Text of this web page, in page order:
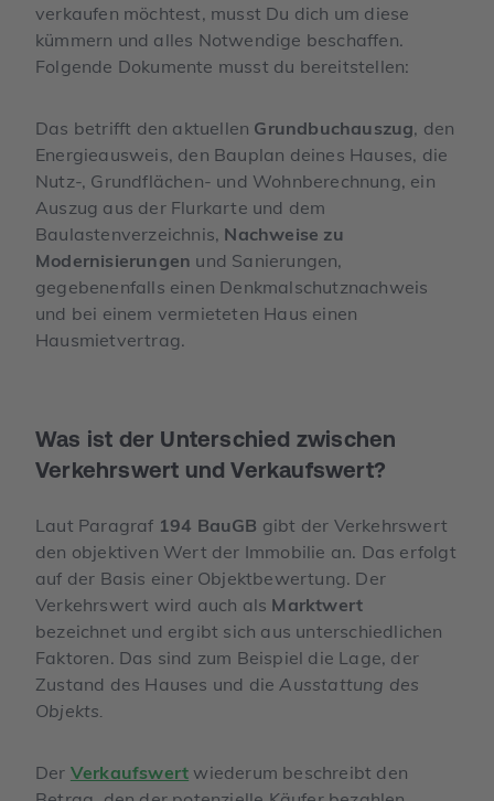
verkaufen möchtest, musst Du dich um diese
kümmern und alles Notwendige beschaffen.
Folgende Dokumente musst du bereitstellen:
Das betrifft den aktuellen Grundbuchauszug, den
Energieausweis, den Bauplan deines Hauses, die
Nutz-, Grundflächen- und Wohnberechnung, ein
Auszug aus der Flurkarte und dem
Baulastenverzeichnis, Nachweise zu
Modernisierungen und Sanierungen,
gegebenenfalls einen Denkmalschutznachweis
und bei einem vermieteten Haus einen
Hausmietvertrag.
Was ist der Unterschied zwischen
Verkehrswert und Verkaufswert?
Laut Paragraf 194 BauGB gibt der Verkehrswert
den objektiven Wert der Immobilie an. Das erfolgt
auf der Basis einer Objektbewertung. Der
Verkehrswert wird auch als Marktwert
bezeichnet und ergibt sich aus unterschiedlichen
Faktoren. Das sind zum Beispiel die Lage, der
Zustand des Hauses und die Ausstattung des
Objekts.
Der Verkaufswert wiederum beschreibt den